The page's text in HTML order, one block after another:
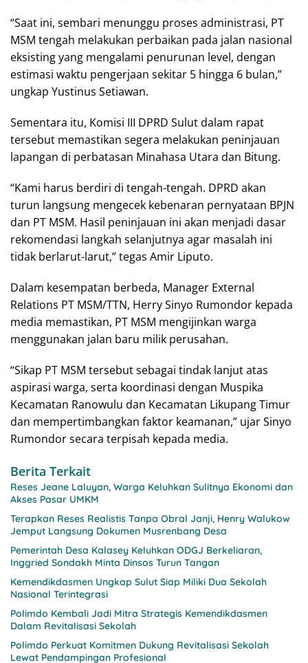
“Saat ini, sembari menunggu proses administrasi, PT
MSM tengah melakukan perbaikan pada jalan nasional
eksisting yang mengalami penurunan level, dengan
estimasi waktu pengerjaan sekitar 5 hingga 6 bulan,”
ungkap Yustinus Setiawan.
Sementara itu, Komisi III DPRD Sulut dalam rapat
tersebut memastikan segera melakukan peninjauan
lapangan di perbatasan Minahasa Utara dan Bitung.
“Kami harus berdiri di tengah-tengah. DPRD akan
turun langsung mengecek kebenaran pernyataan BPJN
dan PT MSM. Hasil peninjauan ini akan menjadi dasar
rekomendasi langkah selanjutnya agar masalah ini
tidak berlarut-larut,” tegas Amir Liputo.
Dalam kesempatan berbeda, Manager External
Relations PT MSM/TTN, Herry Sinyo Rumondor kepada
media memastikan, PT MSM mengijinkan warga
menggunakan jalan baru milik perusahan.
“Sikap PT MSM tersebut sebagai tindak lanjut atas
aspirasi warga, serta koordinasi dengan Muspika
Kecamatan Ranowulu dan Kecamatan Likupang Timur
dan mempertimbangkan faktor keamanan,” ujar Sinyo
Rumondor secara terpisah kepada media.
Berita Terkait
Reses Jeane Laluyan, Warga Keluhkan Sulitnya Ekonomi dan
Akses Pasar UMKM
Terapkan Reses Realistis Tanpa Obral Janji, Henry Walukow
Jemput Langsung Dokumen Musrenbang Desa
Pemerintah Desa Kalasey Keluhkan ODGJ Berkeliaran,
Inggried Sondakh Minta Dinsos Turun Tangan
Kemendikdasmen Ungkap Sulut Siap Miliki Dua Sekolah
Nasional Terintegrasi
Polimdo Kembali Jadi Mitra Strategis Kemendikdasmen
Dalam Revitalisasi Sekolah
Polimdo Perkuat Komitmen Dukung Revitalisasi Sekolah
Lewat Pendampingan Profesional